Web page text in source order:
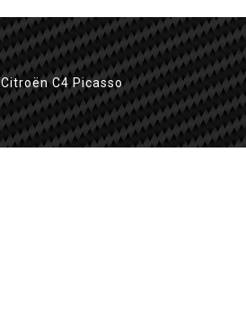
Citroën C4 Picasso